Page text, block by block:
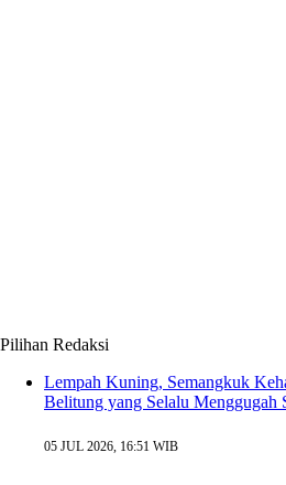
Pilihan Redaksi
Lempah Kuning, Semangkuk
Belitung yang Selalu Menggugah
05 JUL 2026, 16:51 WIB